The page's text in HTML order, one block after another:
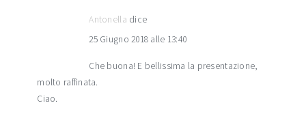
Antonella dice
25 Giugno 2018 alle 13:40
Che buona! E bellissima la presentazione,
molto raffinata.
Ciao.